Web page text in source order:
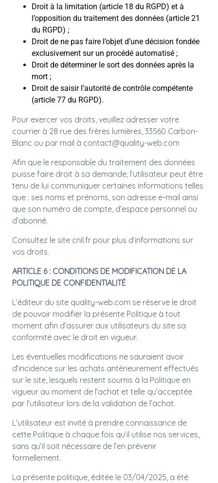
Droit à la limitation (article 18 du RGPD) et à
l’opposition du traitement des données (article 21
du RGPD) ;
Droit de ne pas faire l’objet d’une décision fondée
exclusivement sur un procédé automatisé ;
Droit de déterminer le sort des données après la
mort ;
Droit de saisir l’autorité de contrôle compétente
(article 77 du RGPD).
Pour exercer vos droits, veuillez adresser votre
courrier à 28 rue des frères lumières, 33560 Carbon-
Blanc ou par mail à contact@quality-web.com
Afin que le responsable du traitement des données
puisse faire droit à sa demande, l’utilisateur peut être
tenu de lui communiquer certaines informations telles
que : ses noms et prénoms, son adresse e-mail ainsi
que son numéro de compte, d’espace personnel ou
d’abonné.
Consultez le site cnil.fr pour plus d’informations sur
vos droits.
ARTICLE 6 : CONDITIONS DE MODIFICATION DE LA
POLITIQUE DE CONFIDENTIALITÉ
L’éditeur du site quality-web.com se réserve le droit
de pouvoir modifier la présente Politique à tout
moment afin d’assurer aux utilisateurs du site sa
conformité avec le droit en vigueur.
Les éventuelles modifications ne sauraient avoir
d’incidence sur les achats antérieurement effectués
sur le site, lesquels restent soumis à la Politique en
vigueur au moment de l’achat et telle qu’acceptée
par l’utilisateur lors de la validation de l’achat.
L’utilisateur est invité à prendre connaissance de
cette Politique à chaque fois qu’il utilise nos services,
sans qu’il soit nécessaire de l’en prévenir
formellement.
La présente politique, éditée le 03/04/2025, a été